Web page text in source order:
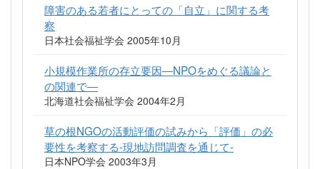
障害のある若者にとっての「自立」に関する考
察
日本社会福祉学会 2005年10月
小規模作業所の存立要因―NPOをめぐる議論と
の関連で―
北海道社会福祉学会 2004年2月
草の根NGOの活動評価の試みから「評価」の必
要性を考察する-現地訪問調査を通じて-
日本NPO学会 2003年3月